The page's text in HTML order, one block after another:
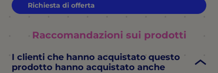
Richiesta di offerta
Raccomandazioni sui prodotti
I clienti che hanno acquistato questo
prodotto hanno acquistato anche